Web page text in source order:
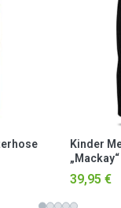
Kinder
39,95 €